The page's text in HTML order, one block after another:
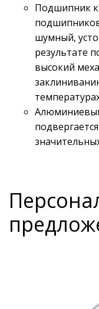
Подшипник
шумный,
результате
высокий